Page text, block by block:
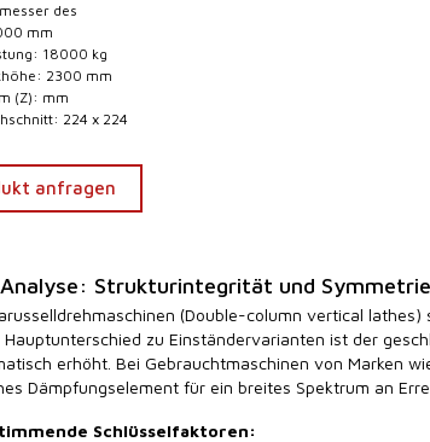
des
mm
18000 kg
2300 mm
(Z): mm
224 x 224
anfragen
Analyse: Strukturintegrität und
(Double-column vertical
zu Einständervarianten ist der
erhöht. Bei Gebrauchtmaschinen von Marken
Dämpfungselement für ein breites Spektrum an
Schlüsselfaktoren: